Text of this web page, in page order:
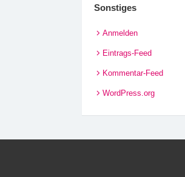
Sonstiges
Anmelden
Eintrags-Feed
Kommentar-Feed
WordPress.org